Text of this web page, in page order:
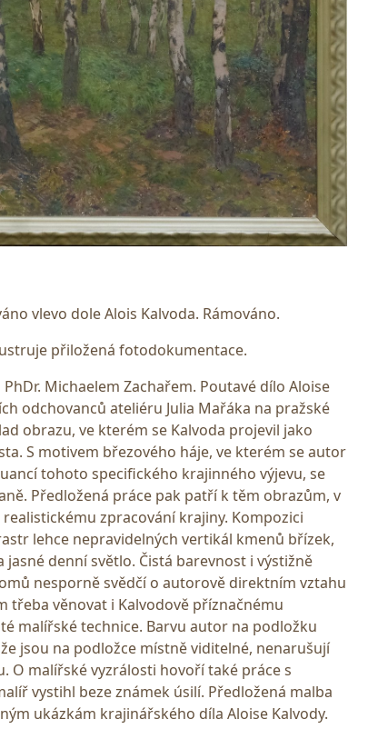
vlevo dole Alois Kalvoda. Rámováno.
přiložená fotodokumentace.
Michaelem Zachařem. Poutavé dílo Aloise
odchovanců ateliéru Julia Mařáka na pražské
obrazu, ve kterém se Kalvoda projevil jako
S motivem březového háje, ve kterém se autor
tohoto specifického krajinného výjevu, se
Předložená práce pak patří k těm obrazům, v
zpracování krajiny. Kompozici
lehce nepravidelných vertikál kmenů břízek,
jasné denní světlo. Čistá barevnost i výstižně
nesporně svědčí o autorově direktním vztahu
třeba věnovat i Kalvodově příznačnému
malířské technice. Barvu autor na podložku
jsou na podložce místně viditelné, nenarušují
O malířské vyzrálosti hovoří také práce s
vystihl beze známek úsilí. Předložená malba
ukázkám krajinářského díla Aloise Kalvody.